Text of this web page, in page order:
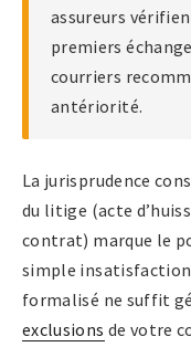
assureurs
premiers
courriers
antériorité.
La jurisprudence
du litige (acte
contrat) marque le
simple insatisfaction
formalisé ne suffit
exclusions de votre